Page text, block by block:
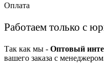
Оплата
Работаем только с
Так как мы - Оптовый
вашего заказа с